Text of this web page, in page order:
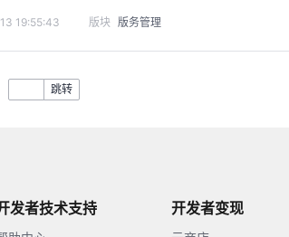
19:55:43 版块 版务管理
跳转
发者技术支持 开发者变现